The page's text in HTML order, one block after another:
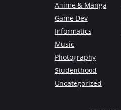
Anime & Manga
Game Dev
Informatics
Music
Photography
Studenthood
Uncategorized